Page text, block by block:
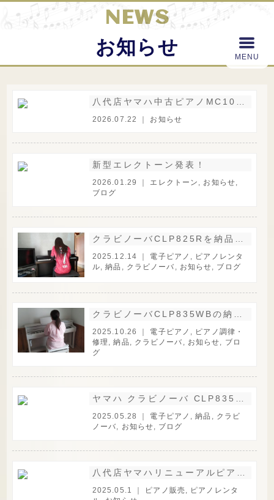
NEWS
お知らせ
2026.07.22 ｜ お知らせ
新型エレクトーン発表！
2026.01.29 ｜ エレクトーン お知らせ
ブログ
2025.12.14 ｜ 電子ピアノ
ピアノレンタ
ル ,納品 クラビノーバ お知らせ ブログ
クラビノーバCLP835WBの納品に伺いました。
2025.10.26 ｜ 電子ピアノ
ピアノ調律・
修理
,納品 クラビノーバ お知らせ
ブロ
グ
2025.05.28 ｜ 電子ピアノ ,納品
クラビ
ノーバ
お知らせ ブログ
2025.05.1 ｜ ピアノ販売
ピアノレンタ